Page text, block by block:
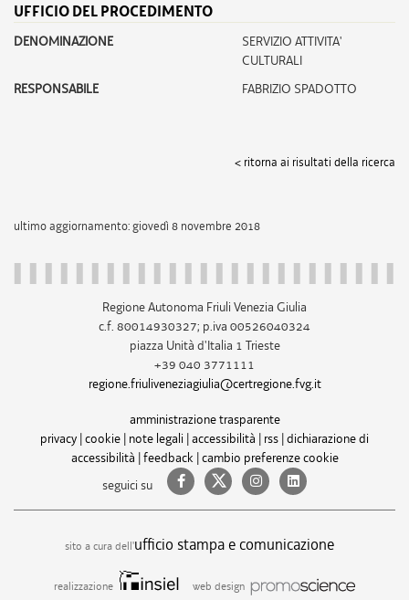
UFFICIO DEL PROCEDIMENTO
DENOMINAZIONE
SERVIZIO ATTIVITA'
CULTURALI
RESPONSABILE
FABRIZIO SPADOTTO
< ritorna ai risultati della ricerca
ultimo aggiornamento: giovedì 8 novembre 2018
Regione Autonoma Friuli Venezia Giulia
c.f. 80014930327; p.iva 00526040324
piazza Unità d'Italia 1 Trieste
+39 040 3771111
regione.friuliveneziagiulia@certregione.fvg.it
amministrazione trasparente
privacy |cookie | note legali |accessibilità | rss |dichiarazione di
accessibilità |feedback |cambio preferenze cookie
seguici su
sito a cura dell'ufficio stampa e comunicazione
realizzazione web design